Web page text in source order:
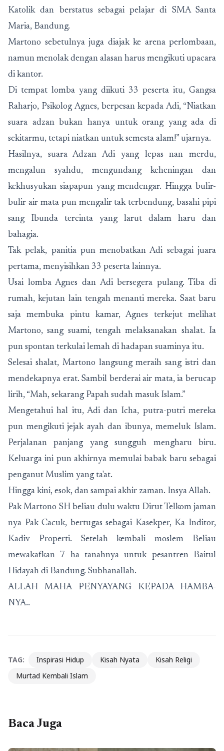
Katolik dan berstatus sebagai pelajar di SMA Santa
Maria, Bandung.
Martono sebetulnya juga diajak ke arena perlombaan,
namun menolak dengan alasan harus mengikuti upacara
di kantor.
Di tempat lomba yang diikuti 33 peserta itu, Gangsa
Raharjo, Psikolog Agnes, berpesan kepada Adi, “Niatkan
suara adzan bukan hanya untuk orang yang ada di
sekitarmu, tetapi niatkan untuk semesta alam!” ujarnya.
Hasilnya, suara Adzan Adi yang lepas nan merdu,
mengalun syahdu, mengundang keheningan dan
kekhusyukan siapapun yang mendengar. Hingga bulir-
bulir air mata pun mengalir tak terbendung, basahi pipi
sang Ibunda tercinta yang larut dalam haru dan
bahagia.
Tak pelak, panitia pun menobatkan Adi sebagai juara
pertama, menyisihkan 33 peserta lainnya.
Usai lomba Agnes dan Adi bersegera pulang. Tiba di
rumah, kejutan lain tengah menanti mereka. Saat baru
saja membuka pintu kamar, Agnes terkejut melihat
Martono, sang suami, tengah melaksanakan shalat. Ia
pun spontan terkulai lemah di hadapan suaminya itu.
Selesai shalat, Martono langsung meraih sang istri dan
mendekapnya erat. Sambil berderai air mata, ia berucap
lirih, “Mah, sekarang Papah sudah masuk Islam.”
Mengetahui hal itu, Adi dan Icha, putra-putri mereka
pun mengikuti jejak ayah dan ibunya, memeluk Islam.
Perjalanan panjang yang sungguh mengharu biru.
Keluarga ini pun akhirnya memulai babak baru sebagai
penganut Muslim yang ta'at.
Hingga kini, esok, dan sampai akhir zaman. Insya Allah.
Pak Martono SH beliau dulu waktu Dirut Telkom jaman
nya Pak Cacuk, bertugas sebagai Kasekper, Ka Inditor,
Kadiv Properti. Setelah kembali moslem Beliau
mewakafkan 7 ha tanahnya untuk pesantren Baitul
Hidayah di Bandung. Subhanallah.
ALLAH MAHA PENYAYANG KEPADA HAMBA-
NYA..
TAG: Inspirasi Hidup Kisah Nyata
Kisah Religi
Murtad Kembali Islam
Baca Juga